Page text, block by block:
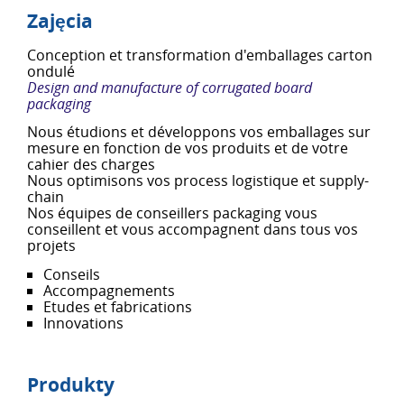
Zajęcia
Conception et transformation d'emballages carton
ondulé
Design and manufacture of corrugated board
packaging
Nous étudions et développons vos emballages sur
mesure en fonction de vos produits et de votre
cahier des charges
Nous optimisons vos process logistique et supply-
chain
Nos équipes de conseillers packaging vous
conseillent et vous accompagnent dans tous vos
projets
Conseils
Accompagnements
Etudes et fabrications
Innovations
Produkty